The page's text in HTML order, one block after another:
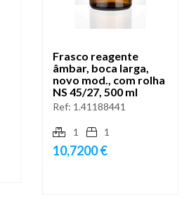
Frasco reagente
âmbar, boca larga,
novo mod., com rolha
NS 45/27, 500 ml
Ref: 1.41188441
1 1
10,7200 €